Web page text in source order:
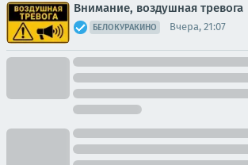
Внимание, воздушная тревога
БЕЛОКУРАКИНО Вчера, 21:07